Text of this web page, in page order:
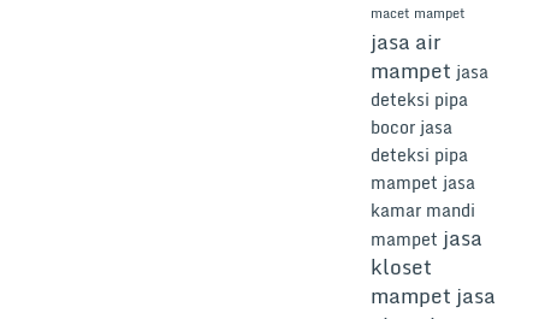
macet mampet
jasa air
mampet jasa
deteksi pipa
bocor jasa
deteksi pipa
mampet jasa
kamar mandi
mampet jasa
kloset
mampet jasa